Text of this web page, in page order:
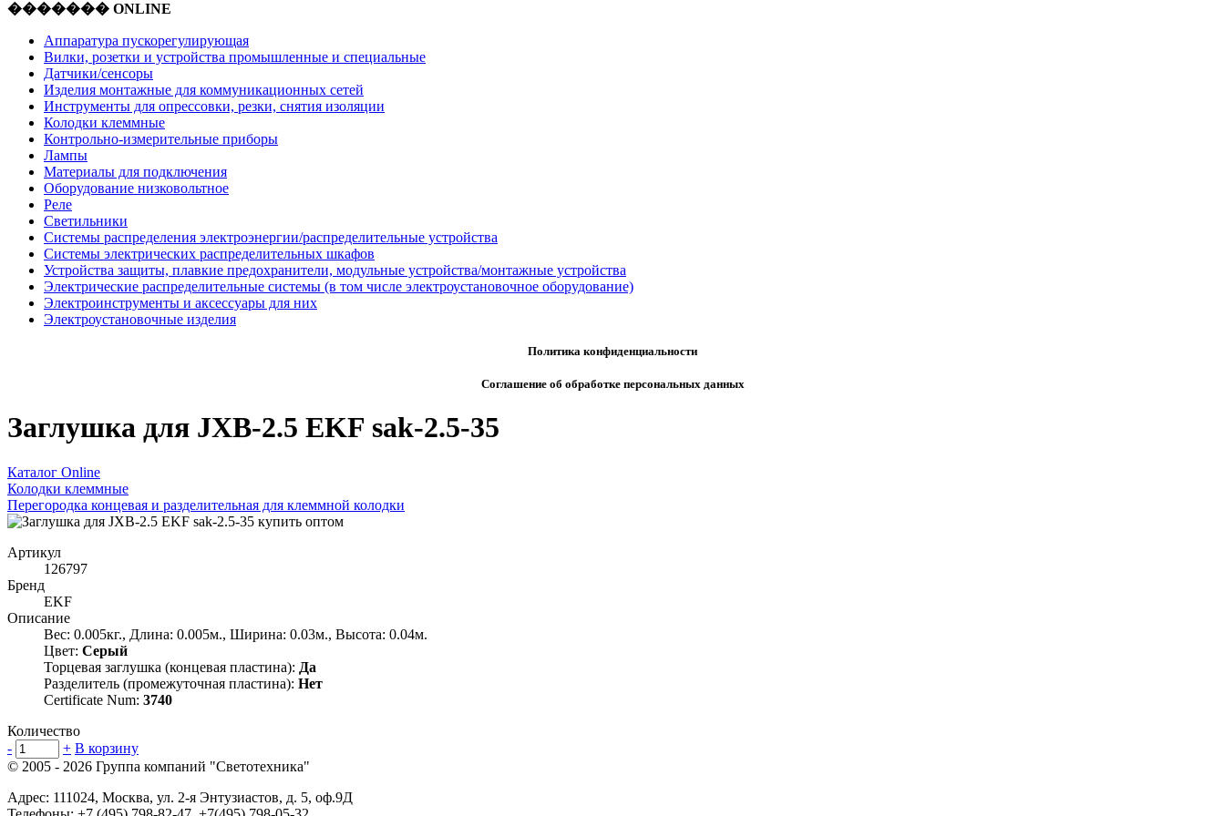
������� ONLINE
Аппаратура пускорегулирующая
Вилки, розетки и устройства промышленные и специальные
Датчики/сенсоры
Изделия монтажные для коммуникационных сетей
Инструменты для опрессовки, резки, снятия изоляции
Колодки клеммные
Контрольно-измерительные приборы
Лампы
Материалы для подключения
Оборудование низковольтное
Реле
Светильники
Системы распределения электроэнергии/распределительные устройства
Системы электрических распределительных шкафов
Устройства защиты, плавкие предохранители, модульные устройства/монтажные устройства
Электрические распределительные системы (в том числе электроустановочное оборудование)
Электроинструменты и аксессуары для них
Электроустановочные изделия
Политика конфиденциальности
Соглашение об обработке персональных данных
Заглушка для JXB-2.5 EKF sak-2.5-35
Каталог Online
Колодки клеммные
Перегородка концевая и разделительная для клеммной колодки
Артикул
126797
Бренд
EKF
Описание
Вес: 0.005кг., Длина: 0.005м., Ширина: 0.03м., Высота: 0.04м.
Цвет: Серый
Торцевая заглушка (концевая пластина): Да
Разделитель (промежуточная пластина): Нет
Certificate Num: 3740
Количество
-
+ В корзину
© 2005 - 2026 Группа компаний "Светотехника"
Адрес: 111024, Москва, ул. 2-я Энтузиастов, д. 5, оф.9Д